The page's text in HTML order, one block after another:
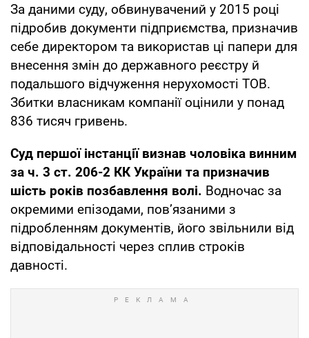
За даними суду, обвинувачений у 2015 році
підробив документи підприємства, призначив
себе директором та використав ці папери для
внесення змін до державного реєстру й
подальшого відчуження нерухомості ТОВ.
Збитки власникам компанії оцінили у понад
836 тисяч гривень.
Суд першої інстанції визнав чоловіка винним
за ч. 3 ст. 206-2 КК України та призначив
шість років позбавлення волі. Водночас за
окремими епізодами, пов’язаними з
підробленням документів, його звільнили від
відповідальності через сплив строків
давності.